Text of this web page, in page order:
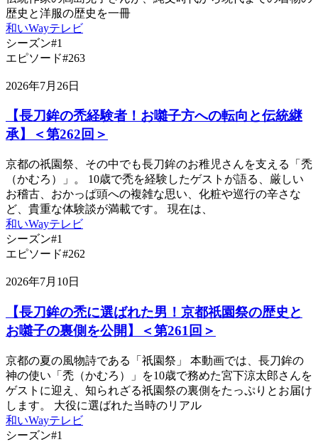
歴史と洋服の歴史を一冊
和いWayテレビ
シーズン#1
エピソード#263
2026年7月26日
【長刀鉾の禿経験者！お囃子方への転向と伝統継
承】＜第262回＞
京都の祇園祭、その中でも長刀鉾のお稚児さんを支える「禿
（かむろ）」。 10歳で禿を経験したゲストが語る、厳しい
お稽古、おかっぱ頭への複雑な思い、化粧や巡行の辛さな
ど、貴重な体験談が満載です。 現在は、
和いWayテレビ
シーズン#1
エピソード#262
2026年7月10日
【長刀鉾の禿に選ばれた男！京都祇園祭の歴史と
お囃子の裏側を公開】＜第261回＞
京都の夏の風物詩である「祇園祭」 本動画では、長刀鉾の
神の使い「禿（かむろ）」を10歳で務めた宮下涼太郎さんを
ゲストに迎え、知られざる祇園祭の裏側をたっぷりとお届け
します。 大役に選ばれた当時のリアル
和いWayテレビ
シーズン#1